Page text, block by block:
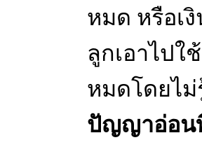
หมด หรือเ
ลูกเอาไปใ
หมดโดยไม่
ปัญญาอ่อน